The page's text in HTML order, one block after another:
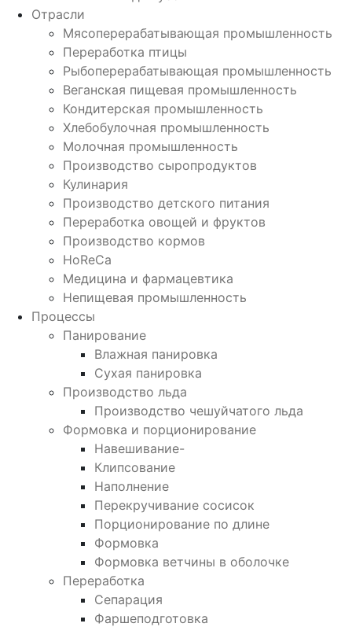
Отрасли
Мясоперерабатывающая промышленность
Переработка птицы
Рыбоперерабатывающая промышленность
Веганская пищевая промышленность
Кондитерская промышленность
Хлебобулочная промышленность
Молочная промышленность
Производство сыропродуктов
Кулинария
Производство детского питания
Переработка овощей и фруктов
Производство кормов
HoReCa
Медицина и фармацевтика
Непищевая промышленность
Процессы
Панирование
Влажная панировка
Сухая панировка
Производство льда
Производство чешуйчатого льда
Формовка и порционирование
Навешивание-
Клипсование
Наполнение
Перекручивание сосисок
Порционирование по длине
Формовка
Формовка ветчины в оболочке
Переработка
Сепарация
Фаршеподготовка